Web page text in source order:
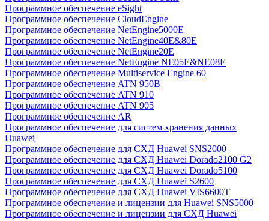
Программное обеспечение eSight
Программное обеспечение CloudEngine
Программное обеспечение NetEngine5000E
Программное обеспечение NetEngine40E&80E
Программное обеспечение NetEngine20E
Программное обеспечение NetEngine NE05E&NE08E
Программное обеспечение Multiservice Engine 60
Программное обеспечение ATN 950B
Программное обеспечение ATN 910
Программное обеспечение ATN 905
Программное обеспечение AR
Программное обеспечение для систем хранения данных
Huawei
Программное обеспечение для СХД Huawei SNS2000
Программное обеспечение для СХД Huawei Dorado2100 G2
Программное обеспечение для СХД Huawei Dorado5100
Программное обеспечение для СХД Huawei S2600
Программное обеспечение для СХД Huawei VIS6600T
Программное обеспечение и лицензии для Huawei SNS5000
Программное обеспечение и лицензии для СХД Huawei